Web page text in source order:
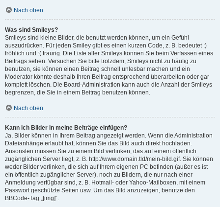
Nach oben
Was sind Smileys?
Smileys sind kleine Bilder, die benutzt werden können, um ein Gefühl
auszudrücken. Für jeden Smiley gibt es einen kurzen Code, z. B. bedeutet :)
fröhlich und :( traurig. Die Liste aller Smileys können Sie beim Verfassen eines
Beitrags sehen. Versuchen Sie bitte trotzdem, Smileys nicht zu häufig zu
benutzen, sie können einen Beitrag schnell unlesbar machen und ein
Moderator könnte deshalb Ihren Beitrag entsprechend überarbeiten oder gar
komplett löschen. Die Board-Administration kann auch die Anzahl der Smileys
begrenzen, die Sie in einem Beitrag benutzen können.
Nach oben
Kann ich Bilder in meine Beiträge einfügen?
Ja, Bilder können in Ihrem Beitrag angezeigt werden. Wenn die Administration
Dateianhänge erlaubt hat, können Sie das Bild auch direkt hochladen.
Ansonsten müssen Sie zu einem Bild verlinken, das auf einem öffentlich
zugänglichen Server liegt, z. B. http://www.domain.tld/mein-bild.gif. Sie können
weder Bilder verlinken, die sich auf Ihrem eigenen PC befinden (außer es ist
ein öffentlich zugänglicher Server), noch zu Bildern, die nur nach einer
Anmeldung verfügbar sind, z. B. Hotmail- oder Yahoo-Mailboxen, mit einem
Passwort geschützte Seiten usw. Um das Bild anzuzeigen, benutze den
BBCode-Tag „[img]“.